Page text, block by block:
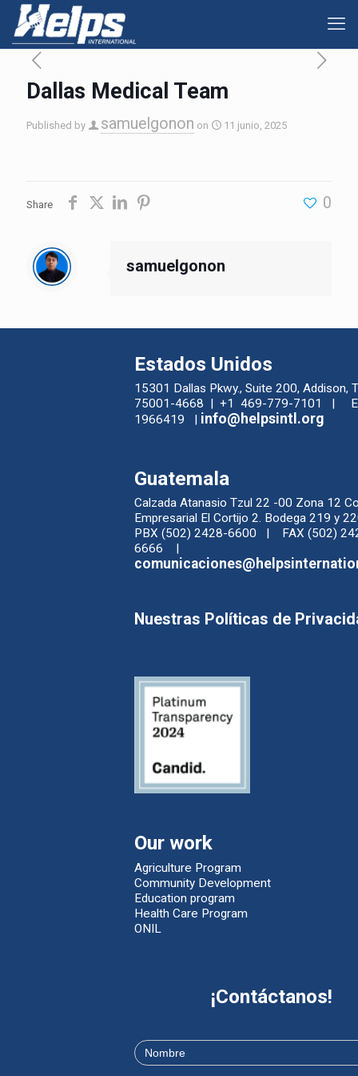
Dallas Medical Team
Published by samuelgonon on 11 junio, 2025
Share 0
samuelgonon
Estados Unidos
15301 Dallas Pkwy., Suite 200, Addison,
75001-4668 | +1 469-779-7101 |
1966419 | info@helpsintl.org
Guatemala
Calzada Atanasio Tzul 22 -00 Zona 12
Empresarial El Cortijo 2. Bodega 219
PBX (502) 2428-6600 | FAX (502)
6666 |
Nuestras Políticas de
Our work
Agriculture Program
Community Development
Education program
Health Care Program
ONIL
¡Contáctanos!
Nombre
eres
humano,
deja